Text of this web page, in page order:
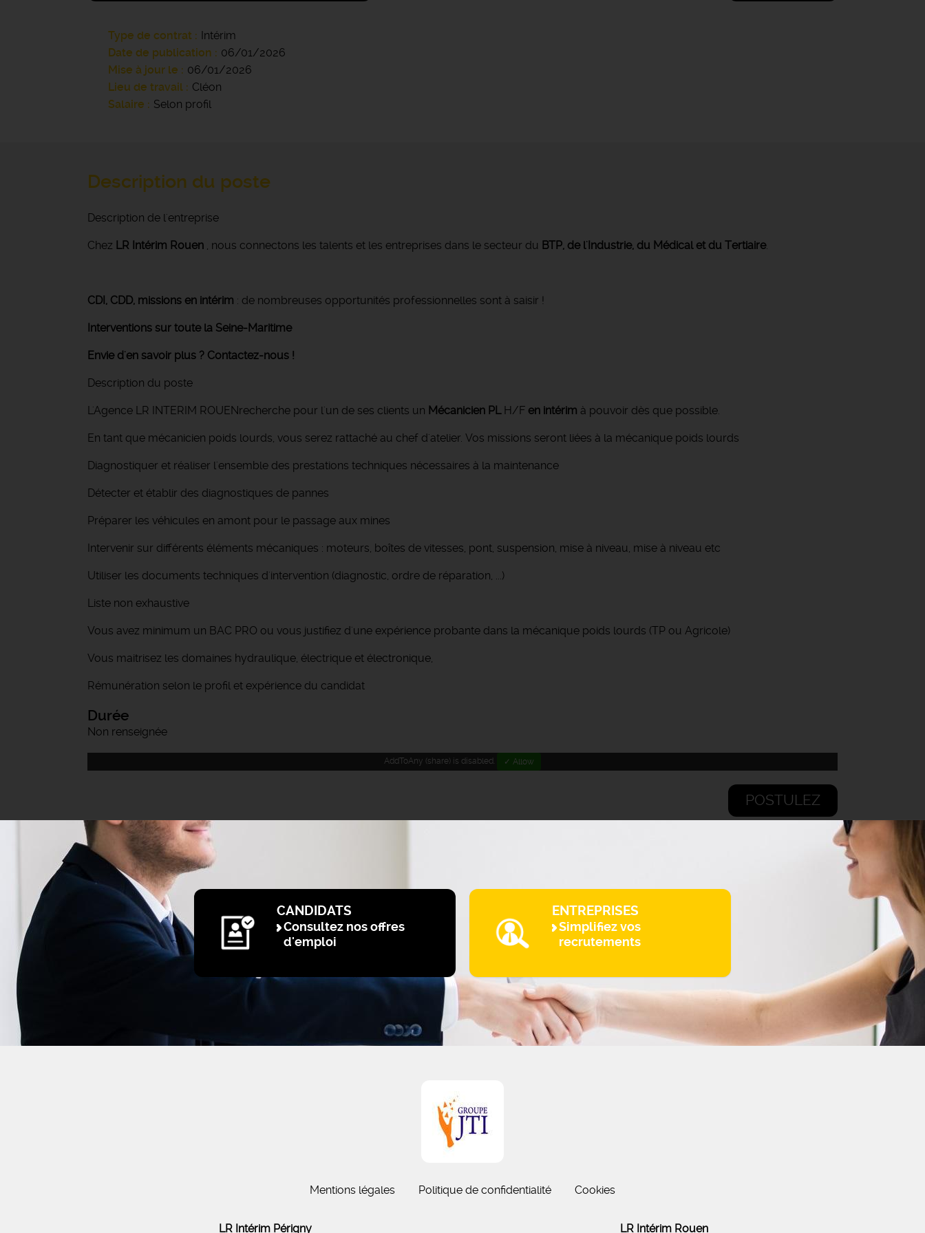
Type de contrat
Intérim
Date de publication
06/01/2026
Mise à jour le
06/01/2026
Lieu de travail
Cléon
Salaire
Selon profil
Description du poste
Description de l'entreprise
Chez LR Intérim Rouen , nous connectons les talents et les entreprises dans le secteur du BTP, de l'Industrie, du Médical et du Tertiaire.
CDI, CDD, missions en intérim : de nombreuses opportunités professionnelles sont à saisir !
Interventions sur toute la Seine-Maritime
Envie d'en savoir plus ? Contactez-nous !
Description du poste
L'Agence LR INTERIM ROUENrecherche pour l'un de ses clients un Mécanicien PLH/F en intérim à pouvoir dès que possible.
En tant que mécanicien poids lourds, vous serez rattaché au chef d'atelier. Vos missions seront liées à la mécanique poids lourds
Diagnostiquer et réaliser l'ensemble des prestations techniques nécessaires à la maintenance
Détecter et établir des diagnostiques de pannes
Préparer les véhicules en amont pour le passage aux mines
Intervenir sur différents éléments mécaniques : moteurs, boîtes de vitesses, pont, suspension, mise à niveau, mise à niveau etc
Utiliser les documents techniques d'intervention (diagnostic, ordre de réparation, ...)
Liste non exhaustive
Vous avez minimum un BAC PRO ou vous justifiez d'une expérience probante dans la mécanique poids lourds (TP ou Agricole)
Vous maitrisez les domaines hydraulique, électrique et électronique,
Rémunération selon le profil et expérience du candidat
Durée
Non renseignée
AddToAny (share) is disabled. ✓ Allow
POSTULEZ
CANDIDATS
Consultez nos offres
d'emploi
ENTREPRISES
Simplifiez vos
recrutements
Mentions légales Politique de confidentialité Cookies
LR Intérim Périgny LR Intérim Rouen